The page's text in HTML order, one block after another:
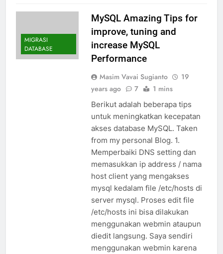
MIGRASI
DATABASE
MySQL Amazing Tips for
improve, tuning and
increase MySQL
Performance
Masim Vavai Sugianto
19
years ago
7 1 mins
Berikut adalah beberapa tips
untuk meningkatkan kecepatan
akses database MySQL. Taken
from my personal Blog. 1.
Memperbaiki DNS setting dan
memasukkan ip address / nama
host client yang mengakses
mysql kedalam file /etc/hosts di
server mysql. Proses edit file
/etc/hosts ini bisa dilakukan
menggunakan webmin ataupun
diedit langsung. Saya sendiri
menggunakan webmin karena